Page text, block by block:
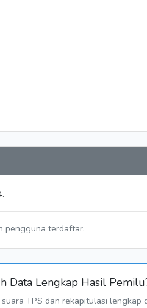
pengguna terdaftar.
Data Lengkap Hasil
TPS dan rekapitulasi lengkap